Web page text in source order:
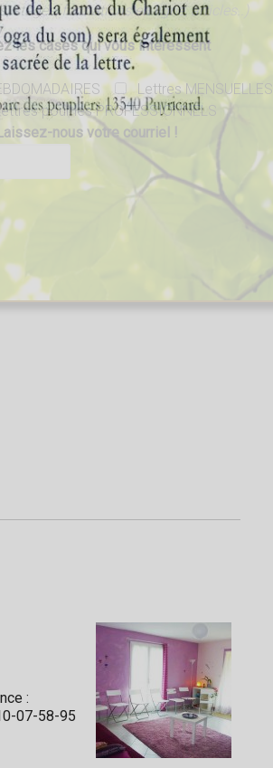
:
07-58-95
stages, formations en ligne, articles..)
les cases qui vous intéressent
Lettres MENSUELLES
pour les PROFESSIONNELS
Laissez-nous votre courriel !